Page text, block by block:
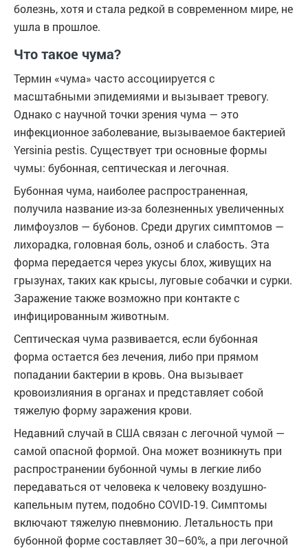
болезнь, хотя и стала редкой в современном мире, не
ушла в прошлое.
Что такое чума?
Термин «чума» часто ассоциируется с
масштабными эпидемиями и вызывает тревогу.
Однако с научной точки зрения чума — это
инфекционное заболевание, вызываемое бактерией
Yersinia pestis. Существует три основные формы
чумы: бубонная, септическая и легочная.
Бубонная чума, наиболее распространенная,
получила название из-за болезненных увеличенных
лимфоузлов — бубонов. Среди других симптомов —
лихорадка, головная боль, озноб и слабость. Эта
форма передается через укусы блох, живущих на
грызунах, таких как крысы, луговые собачки и сурки.
Заражение также возможно при контакте с
инфицированным животным.
Септическая чума развивается, если бубонная
форма остается без лечения, либо при прямом
попадании бактерии в кровь. Она вызывает
кровоизлияния в органах и представляет собой
тяжелую форму заражения крови.
Недавний случай в США связан с легочной чумой —
самой опасной формой. Она может возникнуть при
распространении бубонной чумы в легкие либо
передаваться от человека к человеку воздушно-
капельным путем, подобно COVID-19. Симптомы
включают тяжелую пневмонию. Летальность при
бубонной форме составляет 30–60%, а при легочной